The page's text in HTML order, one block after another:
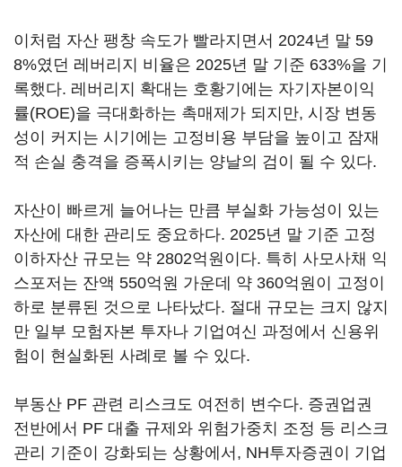
이처럼 자산 팽창 속도가 빨라지면서 2024년 말 59
8%였던 레버리지 비율은 2025년 말 기준 633%을 기
록했다. 레버리지 확대는 호황기에는 자기자본이익
률(ROE)을 극대화하는 촉매제가 되지만, 시장 변동
성이 커지는 시기에는 고정비용 부담을 높이고 잠재
적 손실 충격을 증폭시키는 양날의 검이 될 수 있다.
자산이 빠르게 늘어나는 만큼 부실화 가능성이 있는
자산에 대한 관리도 중요하다. 2025년 말 기준 고정
이하자산 규모는 약 2802억원이다. 특히 사모사채 익
스포저는 잔액 550억원 가운데 약 360억원이 고정이
하로 분류된 것으로 나타났다. 절대 규모는 크지 않지
만 일부 모험자본 투자나 기업여신 과정에서 신용위
험이 현실화된 사례로 볼 수 있다.
부동산 PF 관련 리스크도 여전히 변수다. 증권업권
전반에서 PF 대출 규제와 위험가중치 조정 등 리스크
관리 기준이 강화되는 상황에서, NH투자증권이 기업